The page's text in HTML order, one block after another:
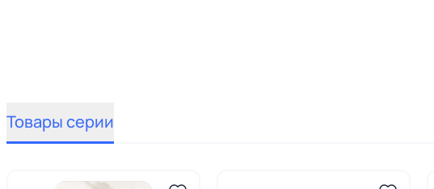
Товары серии